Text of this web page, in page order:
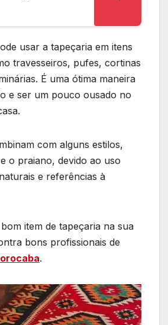
usar a tapeçaria em itens
travesseiros, pufes, cortinas
É uma ótima maneira
e ser um pouco ousado no
com alguns estilos,
o praiano, devido ao uso
e referências à
item de tapeçaria na sua
bons profissionais de
.